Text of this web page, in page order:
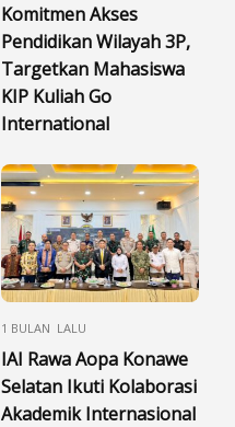
Komitmen Akses
Pendidikan Wilayah 3P,
Targetkan Mahasiswa
KIP Kuliah Go
International
1 BULAN LALU
IAI Rawa Aopa Konawe
Selatan Ikuti Kolaborasi
Akademik Internasional